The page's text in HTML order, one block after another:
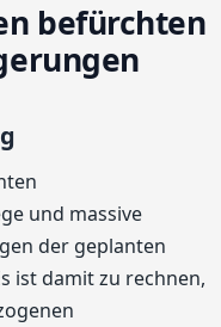
befürchten
und massive
der geplanten
ist damit zu rechnen,